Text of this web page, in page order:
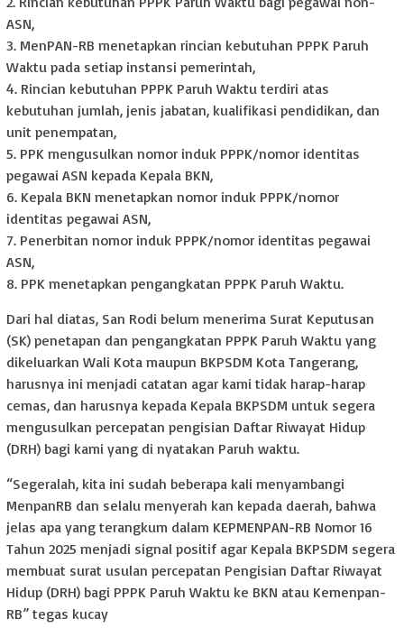
ASN,
3. MenPAN-RB menetapkan rincian kebutuhan PPPK Paruh
Waktu pada setiap instansi pemerintah,
4. Rincian kebutuhan PPPK Paruh Waktu terdiri atas
kebutuhan jumlah, jenis jabatan, kualifikasi pendidikan, dan
unit penempatan,
5. PPK mengusulkan nomor induk PPPK/nomor identitas
pegawai ASN kepada Kepala BKN,
6. Kepala BKN menetapkan nomor induk PPPK/nomor
identitas pegawai ASN,
7. Penerbitan nomor induk PPPK/nomor identitas pegawai
ASN,
8. PPK menetapkan pengangkatan PPPK Paruh Waktu.
Dari hal diatas, San Rodi belum menerima Surat Keputusan
(SK) penetapan dan pengangkatan PPPK Paruh Waktu yang
dikeluarkan Wali Kota maupun BKPSDM Kota Tangerang,
harusnya ini menjadi catatan agar kami tidak harap-harap
cemas, dan harusnya kepada Kepala BKPSDM untuk segera
mengusulkan percepatan pengisian Daftar Riwayat Hidup
(DRH) bagi kami yang di nyatakan Paruh waktu.
“Segeralah, kita ini sudah beberapa kali menyambangi
MenpanRB dan selalu menyerah kan kepada daerah, bahwa
jelas apa yang terangkum dalam KEPMENPAN-RB Nomor 16
Tahun 2025 menjadi signal positif agar Kepala BKPSDM segera
membuat surat usulan percepatan Pengisian Daftar Riwayat
Hidup (DRH) bagi PPPK Paruh Waktu ke BKN atau Kemenpan-
RB” tegas kucay